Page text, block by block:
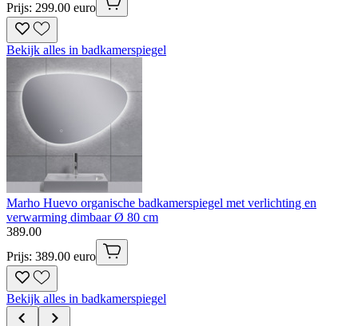
Prijs: 299.00 euro
Bekijk alles in badkamerspiegel
Marho Huevo organische badkamerspiegel met verlichting en
verwarming dimbaar Ø 80 cm
389.00
Prijs: 389.00 euro
Bekijk alles in badkamerspiegel